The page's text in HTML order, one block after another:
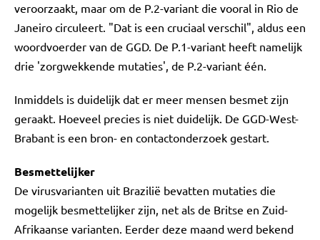
veroorzaakt, maar om de P.2-variant die vooral in Rio de
Janeiro circuleert. "Dat is een cruciaal verschil", aldus een
woordvoerder van de GGD. De P.1-variant heeft namelijk
drie 'zorgwekkende mutaties', de P.2-variant één.
Inmiddels is duidelijk dat er meer mensen besmet zijn
geraakt. Hoeveel precies is niet duidelijk. De GGD-West-
Brabant is een bron- en contactonderzoek gestart.
Besmettelijker
De virusvarianten uit Brazilië bevatten mutaties die
mogelijk besmettelijker zijn, net als de Britse en Zuid-
Afrikaanse varianten. Eerder deze maand werd bekend